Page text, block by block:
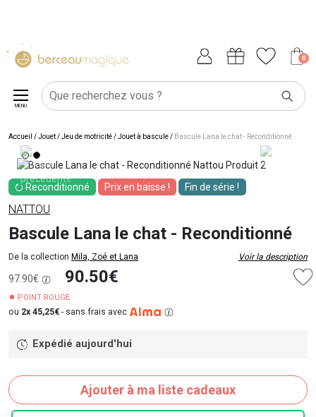
0
MENU
Accueil /Jouet/Jeu de motricité/Jouet à bascule/ Bascule Lana le chat - Reconditionné
⭮ Reconditionné Prix en baisse ! Fin de série !
NATTOU
Bascule Lana le chat - Reconditionné
De la collection Mila, Zoé et Lana Voir la description
97.90€ 90.50€
POINT ROUGE
ou 2x 45,25€ - sans frais avec
Expédié aujourd'hui
Ajouter à ma liste cadeaux